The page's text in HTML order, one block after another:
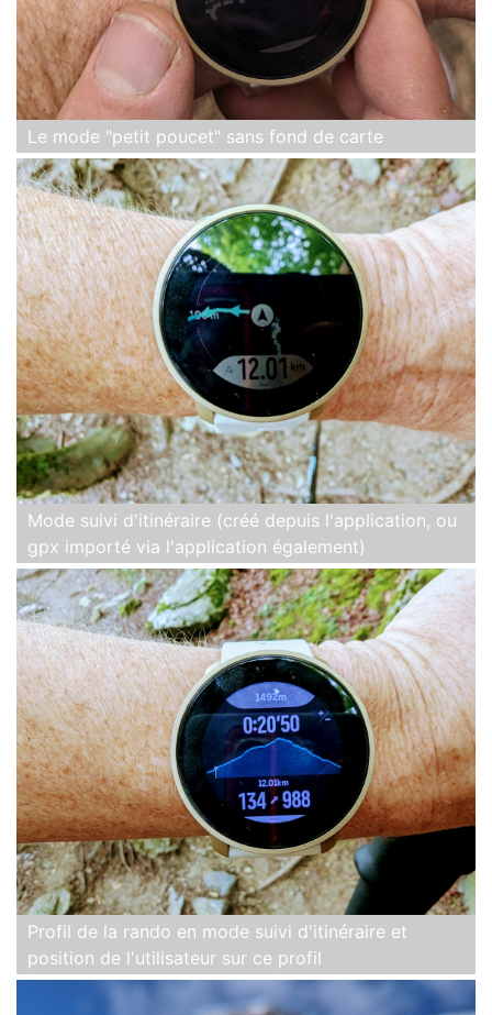
Le mode "petit poucet" sans fond de carte
Mode suivi d'itinéraire (créé depuis l'application, ou
gpx importé via l'application également)
Profil de la rando en mode suivi d'itinéraire et
position de l'utilisateur sur ce profil